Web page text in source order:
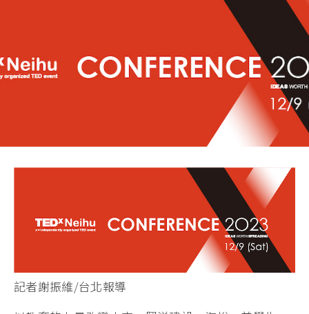
記者謝振維/台北報導